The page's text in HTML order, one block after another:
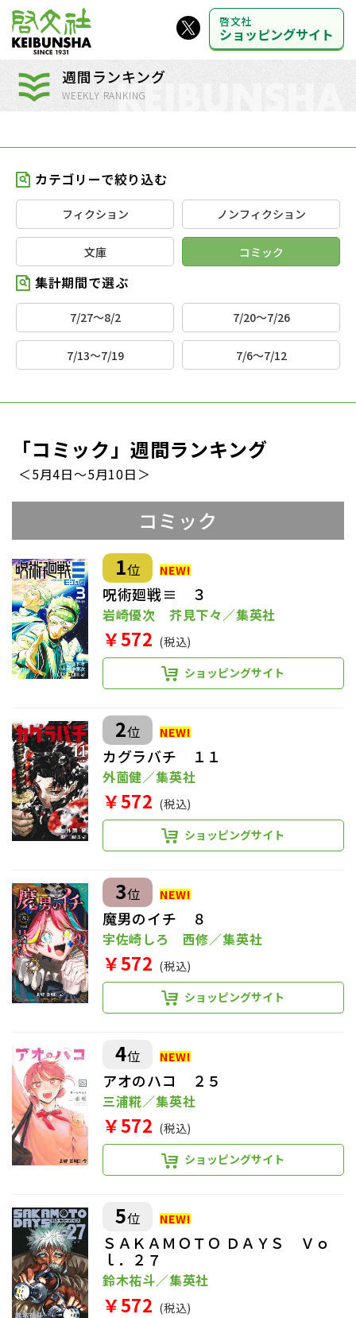
啓文社
ショッピングサイト
週間ランキング
WEEKLY RANKING
カテゴリーで絞り込む
フィクション ノンフィクション
文庫 コミック
集計期間で選ぶ
7/27～8/2 7/20～7/26
7/13～7/19 7/6～7/12
「コミック」週間ランキング
＜5月4日～5月10日＞
コミック
1位
呪術廻戦≡ ３
岩崎優次 芥見下々／集英社
￥572 (税込)
ショッピングサイト
2位
カグラバチ １１
外薗健／集英社
￥572 (税込)
ショッピングサイト
3位
魔男のイチ ８
宇佐崎しろ 西修／集英社
￥572 (税込)
ショッピングサイト
4位
アオのハコ ２５
三浦糀／集英社
￥572 (税込)
ショッピングサイト
5位
ＳＡＫＡＭＯＴＯ ＤＡＹＳ Ｖｏ
ｌ．２７
鈴木祐斗／集英社
￥572 (税込)